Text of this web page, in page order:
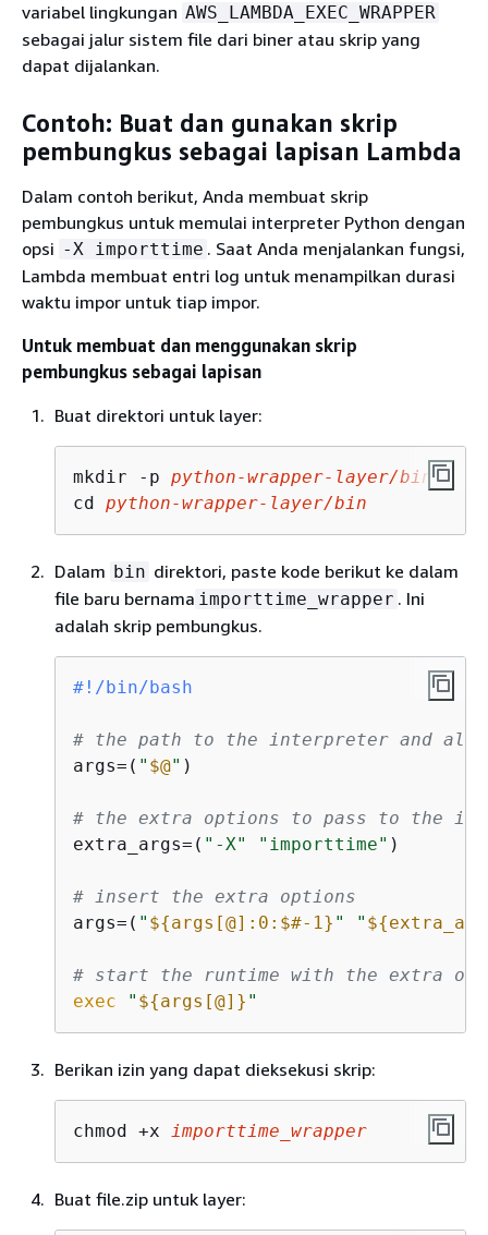
variabel lingkungan AWS_LAMBDA_EXEC_WRAPPER
sebagai jalur sistem file dari biner atau skrip yang
dapat dijalankan.
Contoh: Buat dan gunakan skrip
pembungkus sebagai lapisan Lambda
Dalam contoh berikut, Anda membuat skrip
pembungkus untuk memulai interpreter Python dengan
opsi -X importtime . Saat Anda menjalankan fungsi,
Lambda membuat entri log untuk menampilkan durasi
waktu impor untuk tiap impor.
Untuk membuat dan menggunakan skrip
pembungkus sebagai lapisan
Buat direktori untuk layer:
mkdir -p python-wrapper-layer/bin
cd python-wrapper-layer/bin
Dalam bin direktori, paste kode berikut ke dalam
file baru bernama importtime_wrapper . Ini
adalah skrip pembungkus.
#!/bin/bash
# the path to the interpreter and all
args=( " $@" )
# the extra options to pass to the
extra_args=( "-X" "importtime" )
# insert the extra options
args=( " ${args[@]:0:$#-1} " " ${
# start the runtime with the extra
exec
" ${args[@]} "
Berikan izin yang dapat dieksekusi skrip:
chmod +x importtime_wrapper
Buat file.zip untuk layer: